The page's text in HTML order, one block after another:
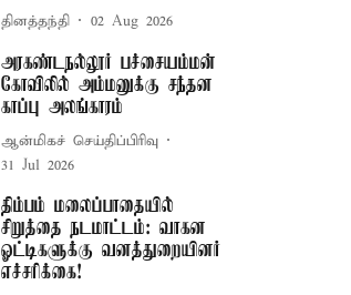
தினத்தந்தி 02 Aug 2026
அரகண்டநல்லூர் பச்சையம்மன்
கோவிலில் அம்மனுக்கு சந்தன
காப்பு அலங்காரம்
ஆன்மிகச் செய்திப்பிரிவு
31 Jul 2026
திம்பம் மலைப்பாதையில்
சிறுத்தை நடமாட்டம்: வாகன
ஓட்டிகளுக்கு வனத்துறையினர்
எச்சரிக்கை!